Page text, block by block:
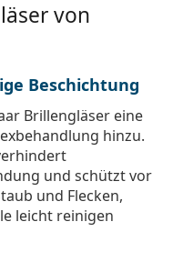
von
Beschichtung
Brillengläser eine
hinzu.
und schützt vor
und Flecken,
leicht reinigen